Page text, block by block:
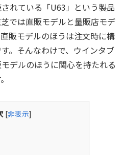
れている「U63」という製品
では直販モデルと量販店モデ
販モデルのほうは注文時に構
。そんなわけで、ウインタブ
デルのほうに関心を持たれる
[非表示]